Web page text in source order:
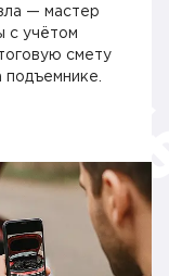
— мастер
с учётом
смету